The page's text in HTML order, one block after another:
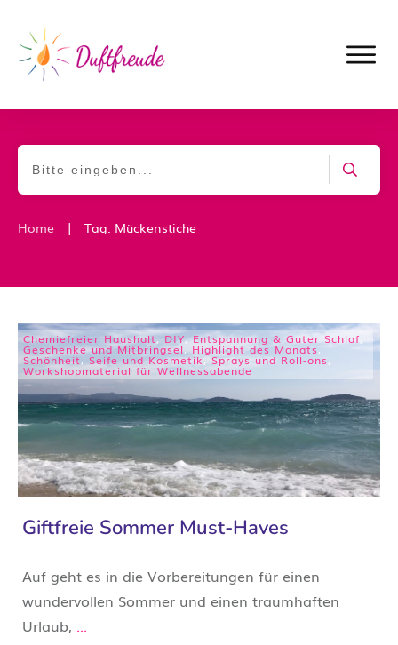
Home | Tag: Mückenstiche
Chemiefreier Haushalt,DIY,Entspannung & Guter Schlaf ,
Geschenke und Mitbringsel,Highlight des Monats,
Schönheit, Seife und Kosmetik,Sprays und Roll-ons,
Workshopmaterial für Wellnessabende
Giftfreie Sommer Must-Haves
Auf geht es in die Vorbereitungen für einen
wundervollen Sommer und einen traumhaften
Urlaub, ...